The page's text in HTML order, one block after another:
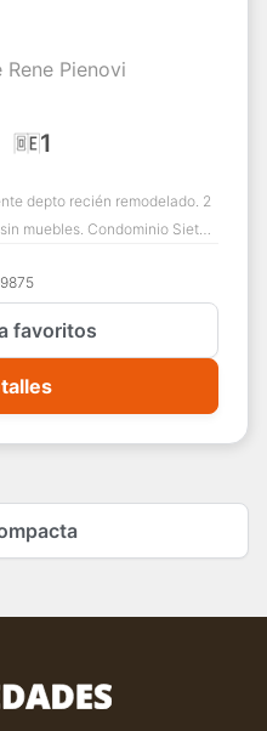
Pienovi
1
depto recién remodelado. 2
muebles. Condominio Siete
favoritos